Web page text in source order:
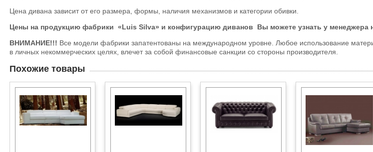
Цена дивана зависит от его размера, формы, наличия механизмов и категории обивки.
Цены на продукцию фабрики «Luis Silva» и конфигурацию диванов
Вы можете узнать у менеджера
ВНИМАНИЕ!!! Все модели фабрики запатентованы на международном уровне. Любое использование
в личных некоммерческих целях, влечет за собой финансовые санкции со стороны производителя.
Похожие товары